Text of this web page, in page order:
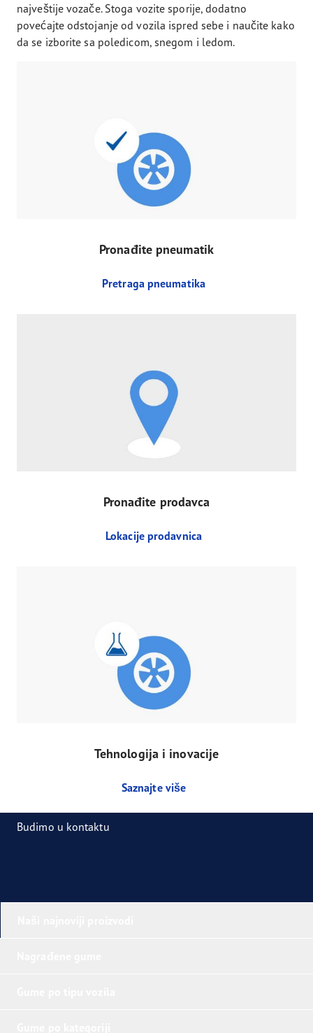
najveštije vozače. Stoga vozite sporije, dodatno
povećajte odstojanje od vozila ispred sebe i naučite kako
da se izborite sa poledicom, snegom i ledom.
Pronađite pneumatik
Pretraga pneumatika
Pronađite prodavca
Lokacije prodavnica
Tehnologija i inovacije
Saznajte više
Budimo u kontaktu